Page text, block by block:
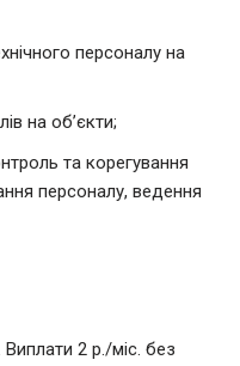
персоналу на
на об’єкти;
та корегування
персоналу, ведення
Виплати 2 р./міс. без